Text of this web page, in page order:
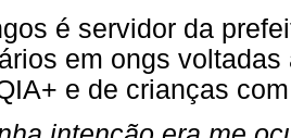
é servidor da
em ongs
e de crianças